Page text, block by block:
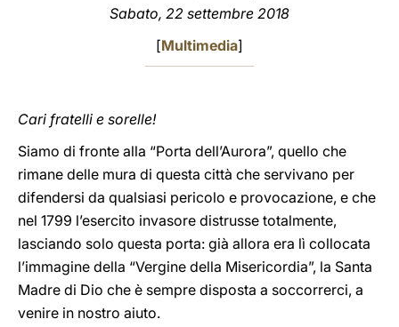
Sabato, 22 settembre 2018
[Multimedia]
Cari fratelli e sorelle!
Siamo di fronte alla “Porta dell’Aurora”, quello che
rimane delle mura di questa città che servivano per
difendersi da qualsiasi pericolo e provocazione, e che
nel 1799 l’esercito invasore distrusse totalmente,
lasciando solo questa porta: già allora era lì collocata
l’immagine della “Vergine della Misericordia”, la Santa
Madre di Dio che è sempre disposta a soccorrerci, a
venire in nostro aiuto.